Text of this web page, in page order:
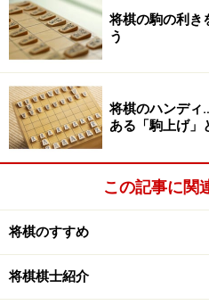
もう一つのテーマがあった
飲んで見守る「裏のテーマ」
阿久津主税/ガイド画
この戦いにおいて阿久津は
棋士として長い年月をかけ
名刀。そして、もう一つは対
探し当てた剣である。後者
それは、これから明らかに
将棋の駒の利き
う
将棋のハンデ
ある「駒上げ」
この記事に関
将棋のすすめ
将棋棋士紹介